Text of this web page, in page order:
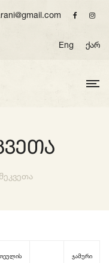
Eng ქარ
ჯამური